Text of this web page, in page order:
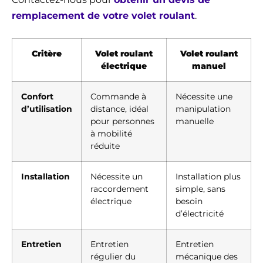
remplacement de votre volet roulant.
Critère
Volet roulant
électrique
Volet roulant
manuel
Confort
d’utilisation
Commande à
distance, idéal
pour personnes
à mobilité
réduite
Nécessite une
manipulation
manuelle
Installation
Nécessite un
raccordement
électrique
Installation plus
simple, sans
besoin
d’électricité
Entretien
Entretien
régulier du
Entretien
mécanique des